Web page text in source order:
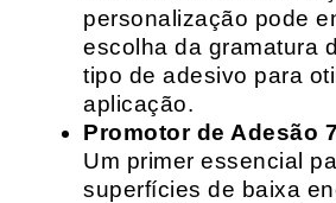
personalização pode
escolha da gramatura
tipo de adesivo para
aplicação.
Promotor de Adesão
Um primer essencial
superfícies de baixa